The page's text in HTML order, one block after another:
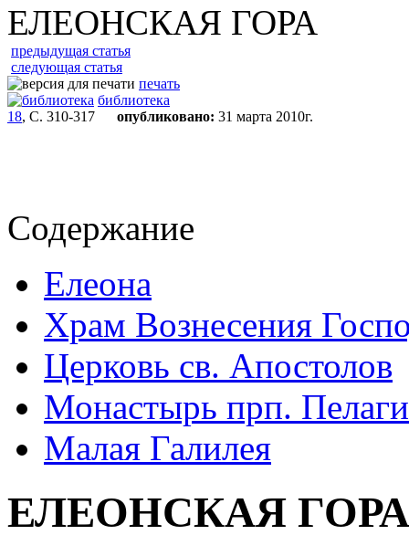
ЕЛЕОНСКАЯ ГОРА
предыдущая статья
следующая статья
печать
библиотека
18, С. 310-317 опубликовано: 31 марта 2010г.
Содержание
Елеона
Храм Вознесения
Церковь св. Апостолов
Монастырь прп.
Малая Галилея
ЕЛЕОНСКАЯ ГОРА